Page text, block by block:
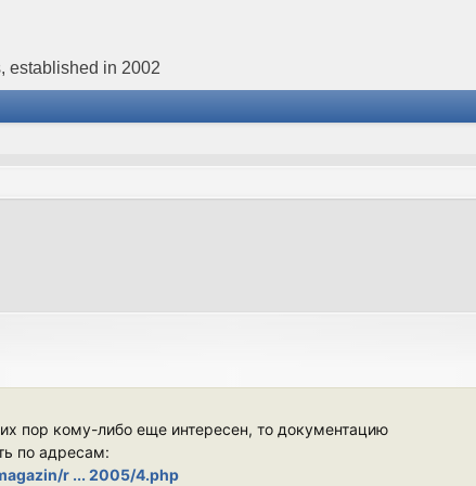
established in 2002
пор кому-либо еще интересен, то документацию
по адресам:
r ... 2005/4.php